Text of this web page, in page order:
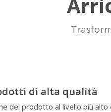
di alta qualità
del prodotto al livello più alto